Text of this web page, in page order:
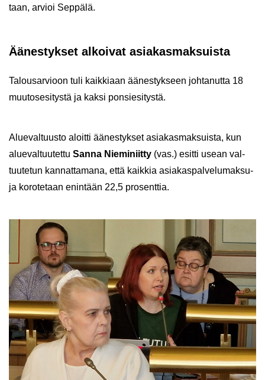
taan, ar­vioi Sep­pä­lä.
Ää­nes­tyk­set al­koi­vat asia­kas­mak­suis­ta
Ta­lous­ar­vioon tuli kaik­ki­aan ää­nes­tyk­seen joh­ta­nut­ta 18
muu­tos­esi­tys­tä ja kaksi pon­sie­si­tys­tä.
Alue­val­tuus­to aloit­ti ää­nes­tyk­set asia­kas­mak­suis­ta, kun
alue­val­tuu­tet­tu Sanna Nie­mi­niit­ty (vas.) esit­ti usean val­
tuu­te­tun kan­nat­ta­ma­na, että kaik­kia asia­kas­pal­ve­lu­mak­su­
ja ko­ro­te­taan enin­tään 22,5 pro­sent­tia.